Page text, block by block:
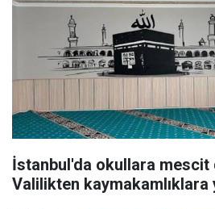
İstanbul'da okullara mescit
Valilikten kaymakamlıklara